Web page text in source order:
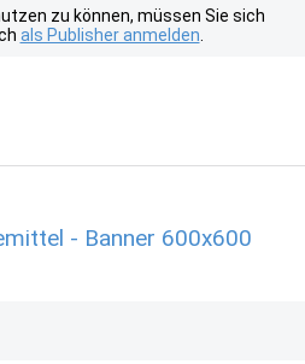
zu können, müssen Sie sich
als Publisher anmelden
- Banner 600x600